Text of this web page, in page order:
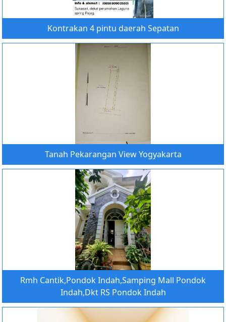
Kontrakan 4 pintu daerah Sepatan
Tanah Pekarangan View Yogyakarta
Rmh Cantik,Pondok Indah,Samping Mall Pondok
Indah,Dkt RS Pondok Indah